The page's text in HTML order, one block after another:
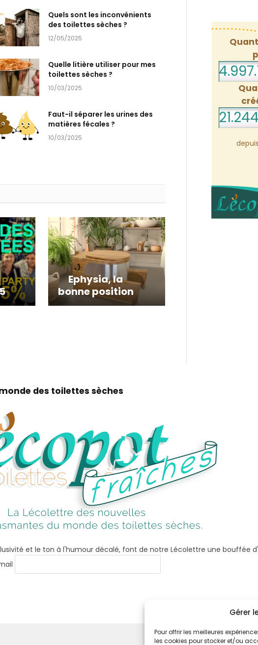
Gérer
Pour offrir les meilleures
les cookies pour stocker et/ou
Quels sont les inconvénients
des toilettes sèches ?
12/05/2025
Quelle litière utiliser pour mes
toilettes sèches ?
10/03/2025
Faut-il séparer les urines des
matières fécales ?
10/03/2025
Ephysia, la
bonne position
des toilettes sèches
et le ton à l'humour décalé, font de notre Lécolettre une bouffée